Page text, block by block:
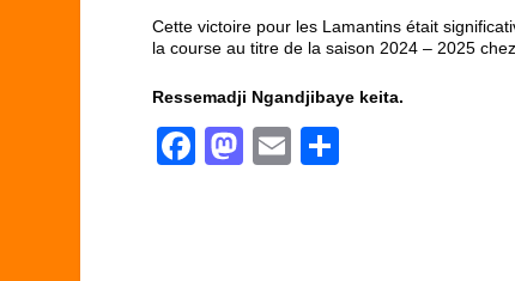
Cette victoire pour les Lamantins était
la course au titre de la saison 2024 – 2025
Ressemadji Ngandjibaye keita.
F
M
E